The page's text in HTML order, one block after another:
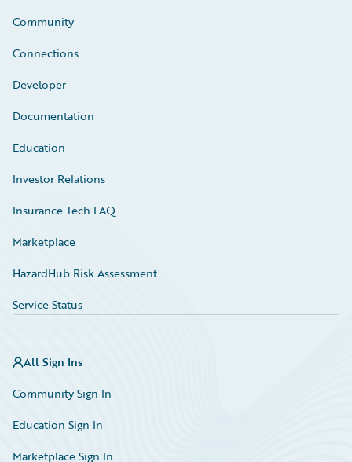
Community
Connections
Developer
Documentation
Education
Investor Relations
Insurance Tech FAQ
Marketplace
HazardHub Risk Assessment
Service Status
All Sign Ins
Community Sign In
Education Sign In
Marketplace Sign In